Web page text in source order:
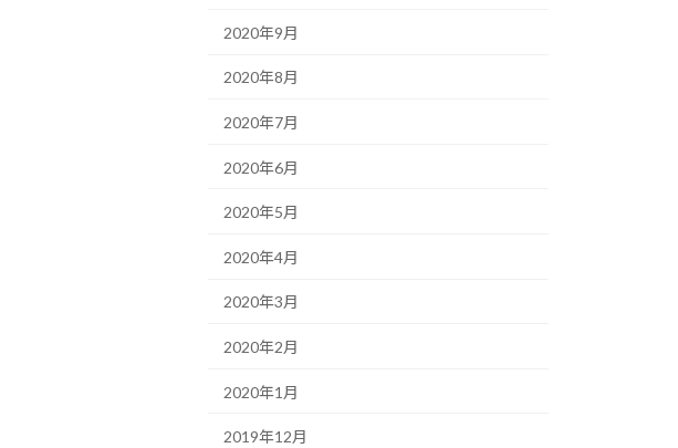
2020年9月
2020年8月
2020年7月
2020年6月
2020年5月
2020年4月
2020年3月
2020年2月
2020年1月
2019年12月